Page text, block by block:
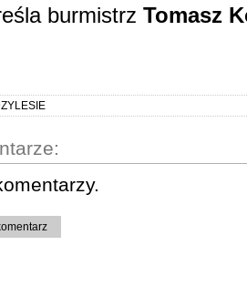
burmistrz Tomasz